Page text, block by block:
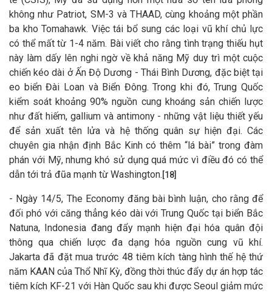
không như Patriot, SM-3 và THAAD, cùng khoảng một phần
ba kho Tomahawk. Việc tái bổ sung các loại vũ khí chủ lực
có thể mất từ 1-4 năm. Bài viết cho rằng tình trạng thiếu hụt
này làm dấy lên nghi ngờ về khả năng Mỹ duy trì một cuộc
chiến kéo dài ở Ấn Độ Dương - Thái Bình Dương, đặc biệt tại
eo biển Đài Loan và Biển Đông. Trong khi đó, Trung Quốc
kiểm soát khoảng 90% nguồn cung khoáng sản chiến lược
như đất hiếm, gallium và antimony - những vật liệu thiết yếu
để sản xuất tên lửa và hệ thống quân sự hiện đại. Các
chuyên gia nhận định Bắc Kinh có thêm “lá bài” trong đàm
phán với Mỹ, nhưng khó sử dụng quá mức vì điều đó có thể
dẫn tới trả đũa mạnh từ Washington. [18]
- Ngày 14/5, The Economy đăng bài bình luận, cho rằng để
đối phó với căng thẳng kéo dài với Trung Quốc tại biển Bắc
Natuna, Indonesia đang đẩy mạnh hiện đại hóa quân đội
thông qua chiến lược đa dạng hóa nguồn cung vũ khí.
Jakarta đã đặt mua trước 48 tiêm kích tàng hình thế hệ thứ
năm KAAN của Thổ Nhĩ Kỳ, đồng thời thúc đẩy dự án hợp tác
tiêm kích KF-21 với Hàn Quốc sau khi được Seoul giảm mức